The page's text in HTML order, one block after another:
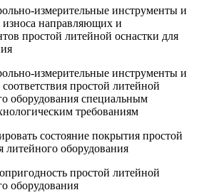
измерительные инструменты и
направляющих и
простой литейной оснастки для
измерительные инструменты и
простой литейной
оборудования специальным
требованиям
состояние покрытия простой
литейного оборудования
простой литейной
оборудования